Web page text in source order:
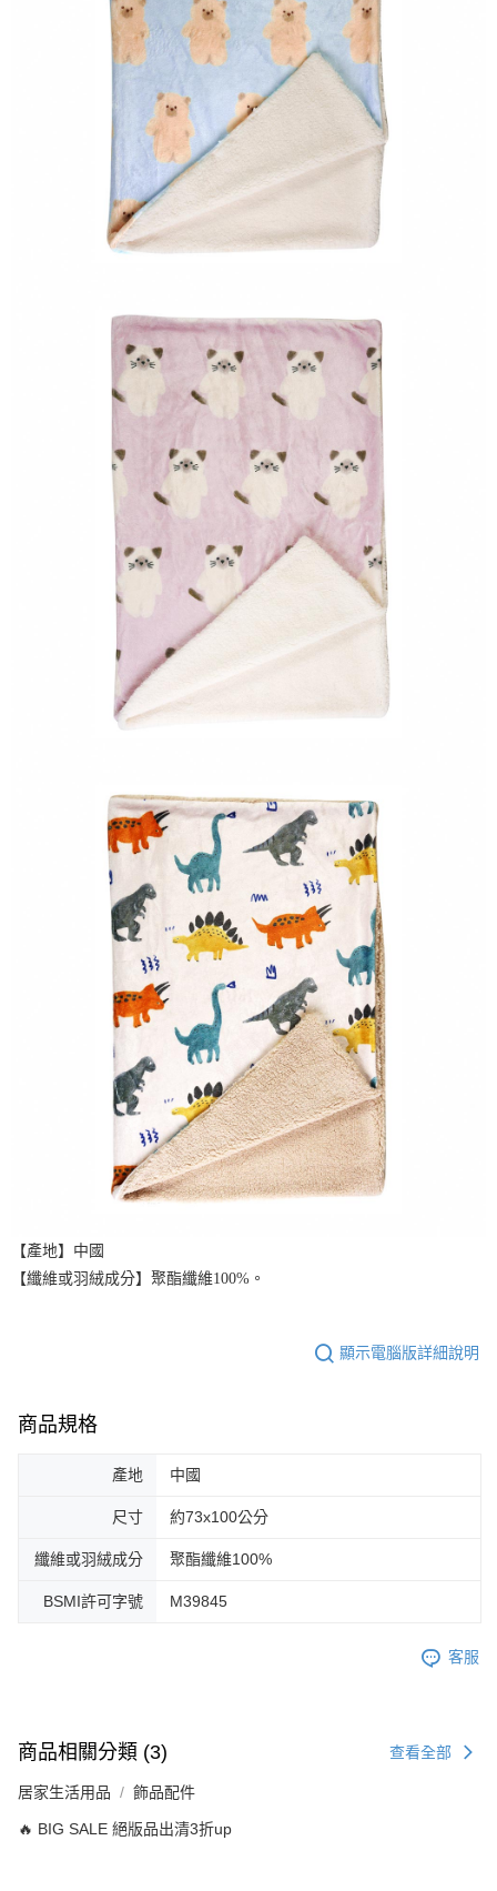
【產地】中國
【纖維或羽絨成分】聚酯纖維100%。
顯示電腦版詳細說明
商品規格
產地 中國
尺寸 約73x100公分
纖維或羽絨成分 聚酯纖維100%
BSMI許可字號 M39845
客服
商品相關分類 (3) 查看全部
居家生活用品 飾品配件
🔥 BIG SALE 絕版品出清3折up